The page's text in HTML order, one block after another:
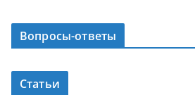
Вопросы-ответы
Статьи